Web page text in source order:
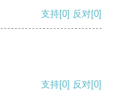
支持[0] 反对[0]
支持[0] 反对[0]